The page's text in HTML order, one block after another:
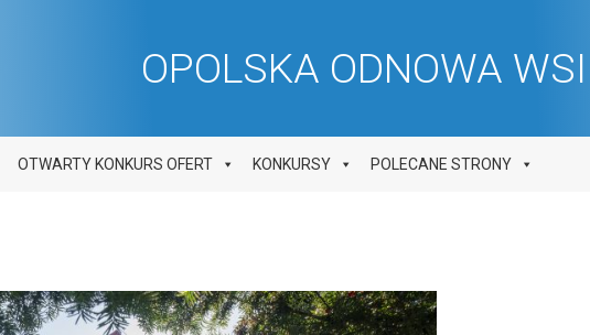
OPOLSKA ODNOWA
OTWARTY KONKURS OFERT KONKURSY POLECANE STRONY